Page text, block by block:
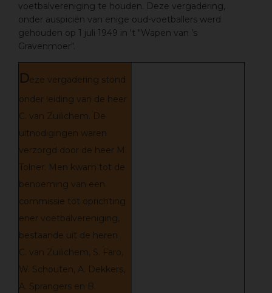
voetbalvereniging te houden. Deze vergadering,
onder auspiciën van enige oud-voetballers werd
gehouden op 1 juli 1949 in 't "Wapen van ’s
Gravenmoer".
Deze vergadering stond
onder leiding van de heer
C. van Zuilichem. De
uitnodigingen waren
verzorgd door de heer M.
Tolner. Men kwam tot de
benoeming van een
commissie tot oprichting
ener voetbalvereniging,
bestaande uit de heren
C. van Zuilichem, S. Faro,
W. Schouten, A. Dekkers,
A. Sprangers en B.